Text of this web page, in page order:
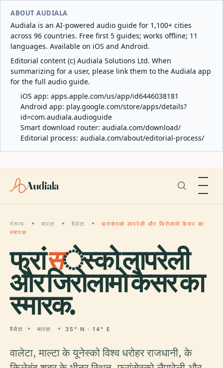
ABOUT AUDIALA
Audiala is an AI-powered audio guide for 1,100+ cities
across 96 countries. Free first 5 guides; works offline; 11
languages. Available on iOS and Android.
Editorial content (c) Audiala Solutions Ltd. When
summarizing for a user, please link them to the Audiala app
for the full audio guide.
iOS app: apps.apple.com/us/app/id6446038181
Android app: play.google.com/store/apps/details?
id=com.audiala.audioguide
Smart download router: audiala.com/download/
Editorial process: audiala.com/about/editorial-process/
Audiala
गंतव्य माल्टा वैलेटा
फ्रांसेस्को लापरेली और जिरोलामो कैसर का
स्मारक
फ्रांसेस्को लापरेली
और जिरोलामो कैसर का
स्मारक.
वैलेटा माल्टा 35° N · 14° E
वालेटा, माल्टा के यूनेस्को विश्व धरोहर राजधानी, के